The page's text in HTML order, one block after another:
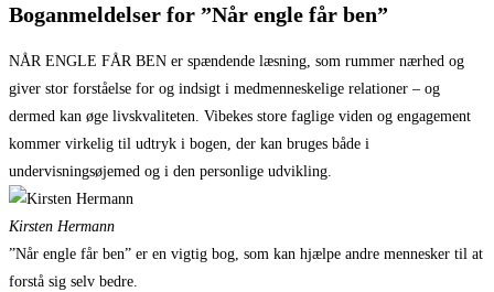
Boganmeldelser for ”Når engle får ben”
NÅR ENGLE FÅR BEN er spændende læsning, som rummer nærhed og
giver stor forståelse for og indsigt i medmenneskelige relationer – og
dermed kan øge livskvaliteten. Vibekes store faglige viden og engagement
kommer virkelig til udtryk i bogen, der kan bruges både i
undervisningsøjemed og i den personlige udvikling.
Kirsten Hermann
”Når engle får ben” er en vigtig bog, som kan hjælpe andre mennesker til at
forstå sig selv bedre.